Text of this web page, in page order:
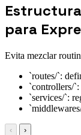
para
Evita mezclar
`routes/`:
`controllers/`:
`services/`:
‹ ›